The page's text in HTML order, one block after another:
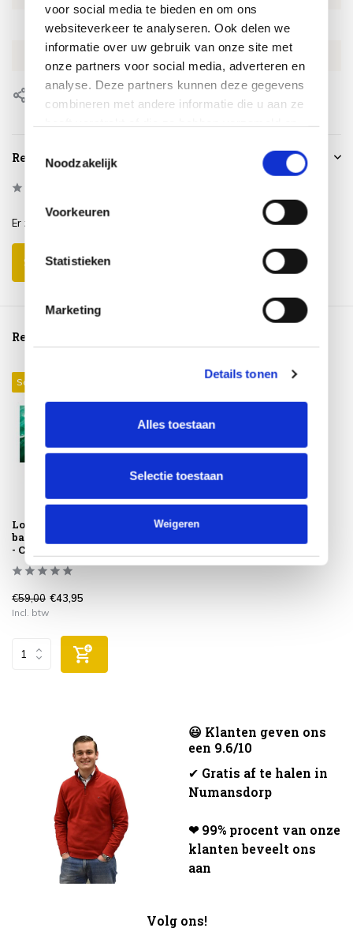
voor social media te bieden en om ons
websiteverkeer te analyseren. Ook delen we
informatie over uw gebruik van onze site met
onze partners voor social media, adverteren en
analyse. Deze partners kunnen deze gegevens
combineren met andere informatie die u aan ze
Noodzakelijk
Voorkeuren
Statistieken
Marketing
Details tonen
Alles toestaan
Selectie toestaan
Weigeren
SKU GA70916
EAN 8713002709162
Reviews
Er zijn nog geen reviews geschreven over dit product..
Schrijf je eigen review
Reeds bekeken
Sale 26%
Loungesethoes Garda
balkonset 105x80xH130 cm
- Coverit
€59,00 €43,95
Incl. btw
😃 Klanten geven ons
een 9.6/10
✔ Gratis af te halen in
Numansdorp
❤ 99% procent van onze
klanten beveelt ons
aan
Volg ons!